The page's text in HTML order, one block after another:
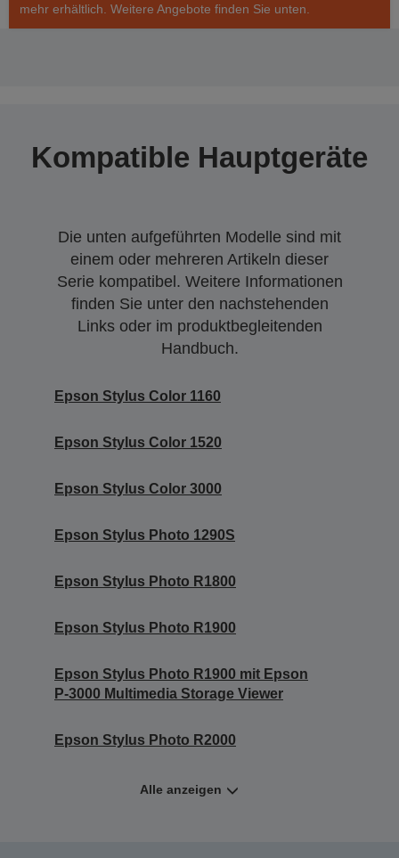
mehr erhältlich. Weitere Angebote finden Sie unten.
Kompatible Hauptgeräte
Die unten aufgeführten Modelle sind mit
einem oder mehreren Artikeln dieser
Serie kompatibel. Weitere Informationen
finden Sie unter den nachstehenden
Links oder im produktbegleitenden
Handbuch.
Epson Stylus Color 1160
Epson Stylus Color 1520
Epson Stylus Color 3000
Epson Stylus Photo 1290S
Epson Stylus Photo R1800
Epson Stylus Photo R1900
Epson Stylus Photo R1900 mit Epson
P-3000 Multimedia Storage Viewer
Epson Stylus Photo R2000
Alle anzeigen